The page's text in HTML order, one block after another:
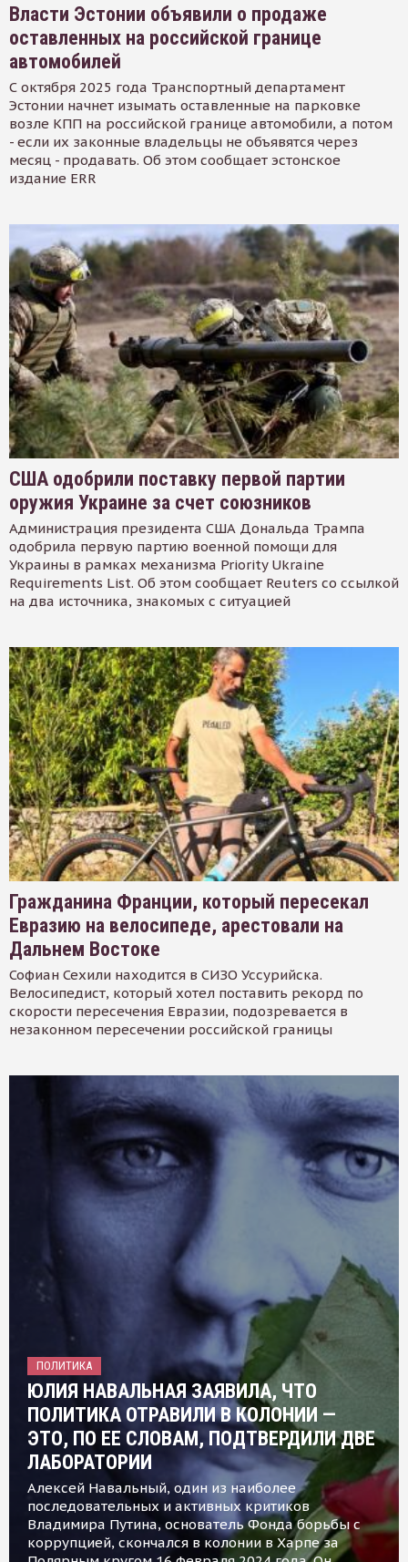
Власти Эстонии объявили о продаже
оставленных на российской границе
автомобилей
С октября 2025 года Транспортный департамент
Эстонии начнет изымать оставленные на парковке
возле КПП на российской границе автомобили, а потом
- если их законные владельцы не объявятся через
месяц - продавать. Об этом сообщает эстонское
издание ERR
США одобрили поставку первой партии
оружия Украине за счет союзников
Администрация президента США Дональда Трампа
одобрила первую партию военной помощи для
Украины в рамках механизма Priority Ukraine
Requirements List. Об этом сообщает Reuters со ссылкой
на два источника, знакомых с ситуацией
Гражданина Франции, который пересекал
Евразию на велосипеде, арестовали на
Дальнем Востоке
Софиан Сехили находится в СИЗО Уссурийска.
Велосипедист, который хотел поставить рекорд по
скорости пересечения Евразии, подозревается в
незаконном пересечении российской границы
ПОЛИТИКА
ЮЛИЯ НАВАЛЬНАЯ ЗАЯВИЛА, ЧТО
ПОЛИТИКА ОТРАВИЛИ В КОЛОНИИ —
ЭТО, ПО ЕЕ СЛОВАМ, ПОДТВЕРДИЛИ ДВЕ
ЛАБОРАТОРИИ
Алексей Навальный, один из наиболее
последовательных и активных критиков
Владимира Путина, основатель Фонда борьбы с
коррупцией, скончался в колонии в Харпе за